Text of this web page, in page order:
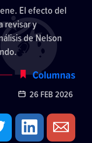
El efecto del
revisar y
de Nelson
Columnas
26 FEB 2026